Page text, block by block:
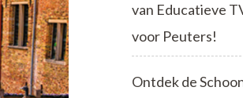
van Educatieve
voor Peuters!
Ontdek de